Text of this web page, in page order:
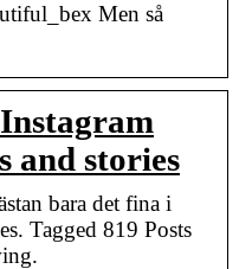
Men så
and stories
bara det fina i
Tagged 819 Posts